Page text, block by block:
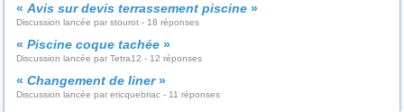
« Avis sur devis terrassement piscine »
Discussion lancée par stourot - 18 réponses
« Piscine coque tachée »
Discussion lancée par Tetra12 - 12 réponses
« Changement de liner»
Discussion lancée par ericquebriac - 11 réponses